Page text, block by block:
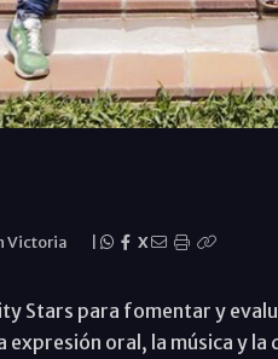
Victoria X
Stars para fomentar y
expresión oral, la música y